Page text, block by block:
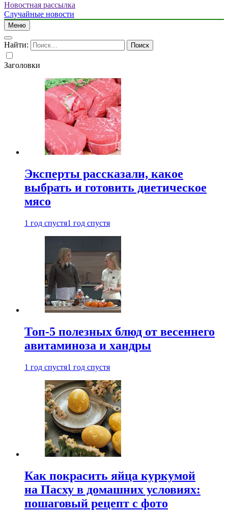
Новостная рассылка
Случайные новости
Меню
Найти:
Заголовки
Эксперты рассказали, какое
выбрать и готовить диетическое
мясо
1 год спустя1 год спустя
Топ-5 полезных блюд от весеннего
авитаминоза и хандры
1 год спустя1 год спустя
Как покрасить яйца куркумой
на Пасху в домашних условиях:
пошаговый рецепт с фото